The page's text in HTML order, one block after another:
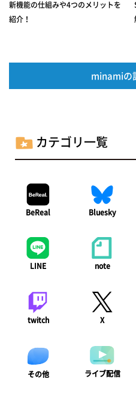
新機能の仕組みや4つのメリットを
紹介！
minamiの
カテゴリ一覧
BeReal Bluesky
LINE note
twitch X
その他 ライブ配信